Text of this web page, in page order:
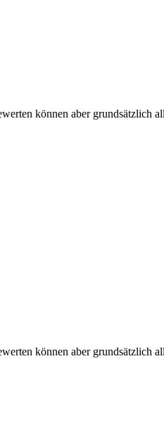
können aber grundsätzlich
können aber grundsätzlich